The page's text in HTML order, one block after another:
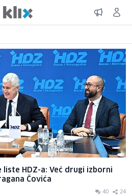
HDZ-a: Već drugi izborni
Čovića
40 24